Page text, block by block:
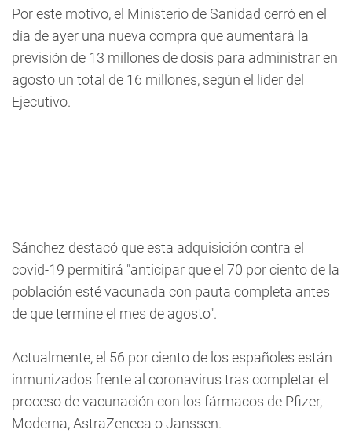
Por este motivo, el Ministerio de Sanidad cerró en el
día de ayer una nueva compra que aumentará la
previsión de 13 millones de dosis para administrar en
agosto un total de 16 millones, según el líder del
Ejecutivo.
Sánchez destacó que esta adquisición contra el
covid-19 permitirá "anticipar que el 70 por ciento de la
población esté vacunada con pauta completa antes
de que termine el mes de agosto".
Actualmente, el 56 por ciento de los españoles están
inmunizados frente al coronavirus tras completar el
proceso de vacunación con los fármacos de Pfizer,
Moderna, AstraZeneca o Janssen.